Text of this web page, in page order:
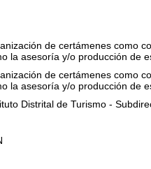
de certámenes como
la asesoría y/o producción de
de certámenes como
la asesoría y/o producción de
Distrital de Turismo -